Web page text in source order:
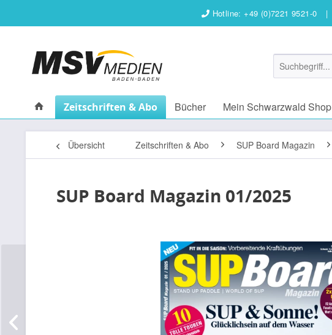
Hotline: +49 (0)7221 9521-0 |
Zeitschriften & Abo Bücher Mein Schwarzwald Shop
Übersicht Zeitschriften & Abo SUP Board Magazin
SUP Board Magazin 01/2025